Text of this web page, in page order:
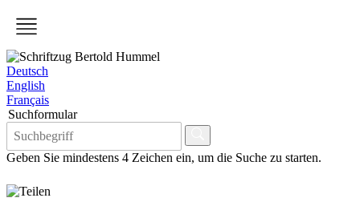
Deutsch
English
Français
Suchformular
Geben Sie mindestens 4 Zeichen ein, um die Suche zu starten.